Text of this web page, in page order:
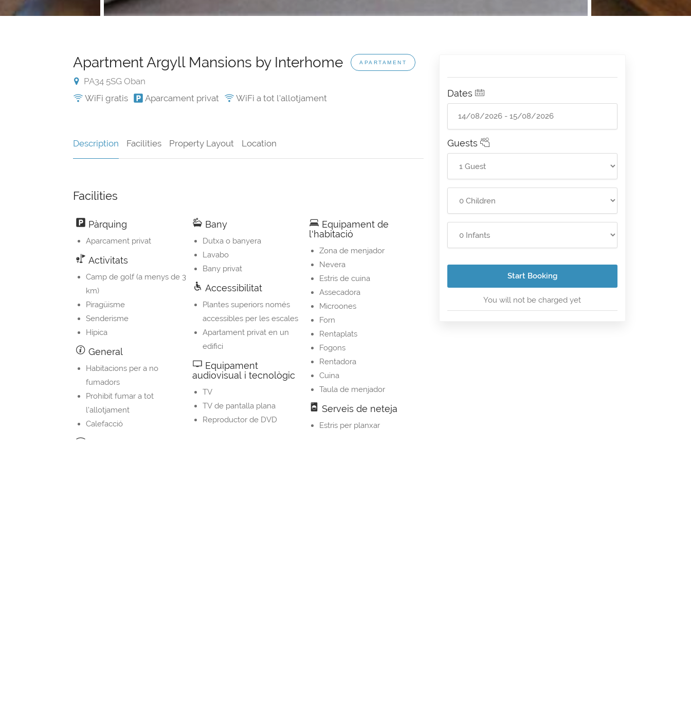
Apartment Argyll Mansions by Interhome APARTAMENT
PA34 5SG Oban
WiFi gratis
Aparcament privat WiFi a tot l'allotjament
Description Facilities Property Layout Location
Facilities
Pàrquing
Aparcament privat
Activitats
Camp de golf (a menys de 3
km)
Piragüisme
Senderisme
Hípica
General
Habitacions per a no
fumadors
Prohibit fumar a tot
l'allotjament
Calefacció
Bany
Dutxa o banyera
Lavabo
Bany privat
Accessibilitat
Plantes superiors només
accessibles per les escales
Apartament privat en un
edifici
Equipament
audiovisual i tecnològic
TV
TV de pantalla plana
Reproductor de DVD
Equipament de
l'habitació
Zona de menjador
Nevera
Estris de cuina
Assecadora
Microones
Forn
Rentaplats
Fogons
Rentadora
Cuina
Taula de menjador
Serveis de neteja
Estris per planxar
Dates
Guests
Start Booking
You will not be charged yet